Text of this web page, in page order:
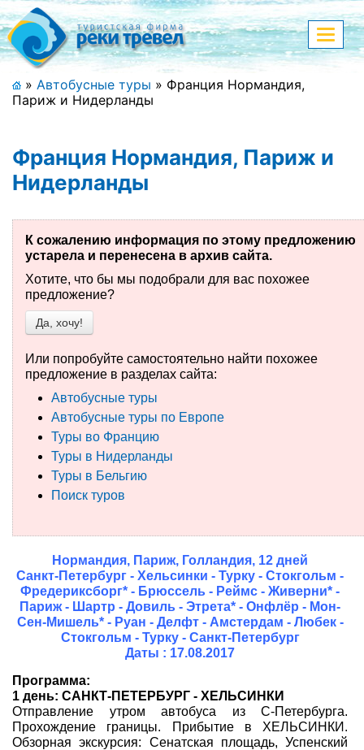
Меню
+7 (911) 182-44-68
Адрес офиса, контакты
Полная версия сайта
Главная
Спецпредложения
Праздничные туры
Страны и направления
Поиск тура
Туры по России
Автобусные туры
Круизы
Туры на пароме
Авиабилеты
Туристическая страховка
Услуги
О компании
Отзывы
меню
» Автобусные туры » Франция Нормандия,
Париж и Нидерланды
Франция Нормандия, Париж и
Нидерланды
К сожалению информация по этому предложению
устарела и перенесена в архив сайта.
Хотите, что бы мы подобрали для вас похожее
предложение?
Да, хочу!
Или попробуйте самостоятельно найти похожее
предложение в разделах сайта:
Автобусные туры
Автобусные туры по Европе
Туры во Францию
Туры в Нидерланды
Туры в Бельгию
Поиск туров
Нормандия, Париж, Голландия, 12 дней
Санкт-Петербург - Хельсинки - Турку - Стокгольм -
Фредериксборг* - Брюссель - Реймс - Живерни* -
Париж - Шартр - Довиль - Этрета* - Онфлёр - Мон-
Сен-Мишель* - Руан - Делфт - Амстердам - Любек -
Стокгольм - Турку - Санкт-Петербург
Даты : 17.08.2017
Программа:
1 день: САНКТ-ПЕТЕРБУРГ - ХЕЛЬСИНКИ
Отправление утром автобуса из С-Петербурга.
Прохождение границы. Прибытие в ХЕЛЬСИНКИ.
Обзорная экскурсия: Сенатская площадь, Успенский